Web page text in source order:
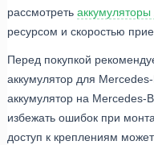
рассмотреть аккумуляторы
ресурсом и скоростью
Перед покупкой
аккумулятор для
аккумулятор на Mercedes-
избежать ошибок при
доступ к креплениям